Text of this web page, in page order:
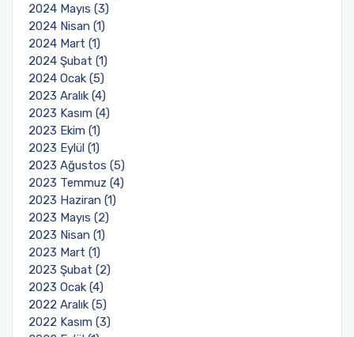
2024 Mayıs (3)
2024 Nisan (1)
2024 Mart (1)
2024 Şubat (1)
2024 Ocak (5)
2023 Aralık (4)
2023 Kasım (4)
2023 Ekim (1)
2023 Eylül (1)
2023 Ağustos (5)
2023 Temmuz (4)
2023 Haziran (1)
2023 Mayıs (2)
2023 Nisan (1)
2023 Mart (1)
2023 Şubat (2)
2023 Ocak (4)
2022 Aralık (5)
2022 Kasım (3)